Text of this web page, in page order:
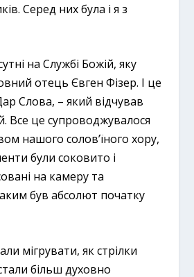
Серед них була і я з
на Службі Божій, яку
отець Євген Фізер. І це
Слова, – який відчував
Все це супроводжувалося
нашого солов’їного хору,
були соковито і
на камеру та
був абсолют початку
мігрувати, як стрілки
більш духовно